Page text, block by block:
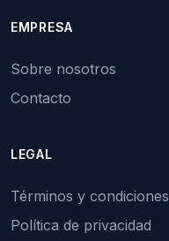
EMPRESA
Sobre nosotros
Contacto
LEGAL
Términos y condiciones
Política de privacidad